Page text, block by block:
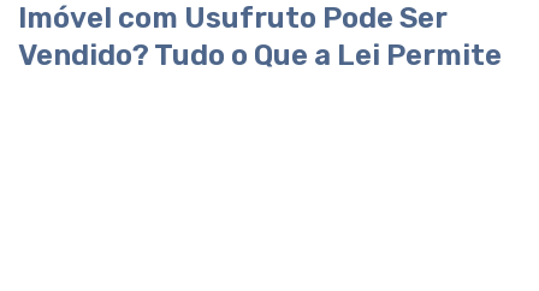
Imóvel com Usufruto Pode Ser
Vendido? Tudo o Que a Lei Permite